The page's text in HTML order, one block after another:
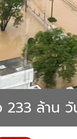
233 ล้าน